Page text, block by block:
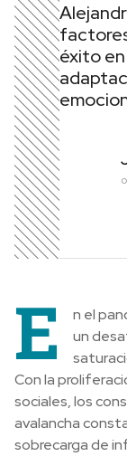
éxito
E
n el
un
Con la
sociales, los
avalancha
sobrecarga de